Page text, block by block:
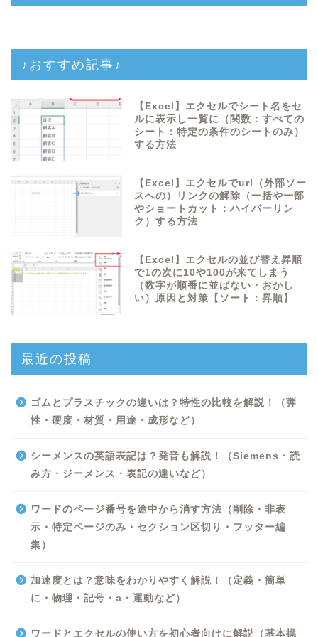
♪おすすめ記事♪
【Excel】エクセルでシート名をセ
ルに表示し一覧に（関数：すべての
シート：特定の条件のシートのみ）
する方法
【Excel】エクセルでurl（外部ソー
スへの）リンクの解除（一括や一部
やショートカット：ハイパーリン
ク）する方法
【Excel】エクセルの並び替え昇順
で1の次に10や100が来てしまう
（数字が順番に並ばない・おかし
い）原因と対策【ソート：昇順】
最近の投稿
ゴムとプラスチックの違いは？特性の比較を解説！（弾
性・硬度・材質・用途・成形など）
シーメンスの英語表記は？発音も解説！（Siemens・読
み方・ジーメンス・表記の違いなど）
ワードのページ番号を途中から消す方法（削除・非表
示・特定ページのみ・セクション区切り・フッター編
集）
加速度とは？意味をわかりやすく解説！（定義・簡単
に・物理・記号・a・運動など）
ワードとエクセルの使い方を初心者向けに解説（基本操
Excel
Python